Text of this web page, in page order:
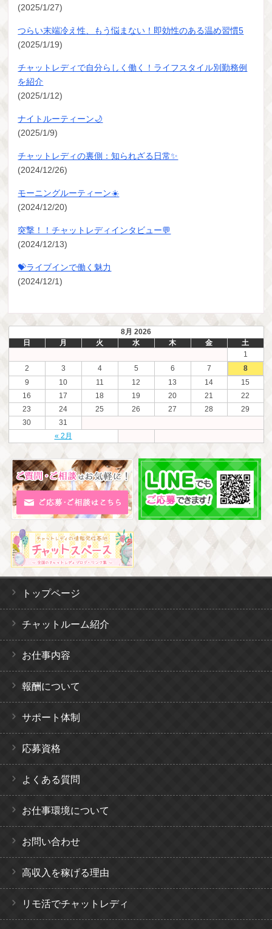
(2025/1/27)
つらい末端冷え性、もう悩まない！即効性のある温め習慣5
(2025/1/19)
チャットレディで自分らしく働く！ライフスタイル別勤務例
を紹介
(2025/1/12)
ナイトルーティーン🌙
(2025/1/9)
チャットレディの裏側：知られざる日常✨
(2024/12/26)
モーニングルーティーン☀️
(2024/12/20)
突撃！！チャットレディインタビュー💬
(2024/12/13)
💝ライブインで働く魅力
(2024/12/1)
8月 2026
日
月 火 水 木 金 土
« 2月
1
2
3 4 5 6 7
8
9
10 11 12 13 14
15
16
17 18 19 20 21
22
23
24 25 26 27 28
29
30
31
トップページ
チャットルーム紹介
お仕事内容
報酬について
サポート体制
応募資格
よくある質問
お仕事環境について
お問い合わせ
高収入を稼げる理由
リモ活でチャットレディ